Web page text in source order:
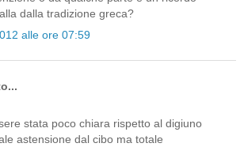
dalla tradizione greca?
alle ore 07:59
stata poco chiara rispetto al digiuno
astensione dal cibo ma totale